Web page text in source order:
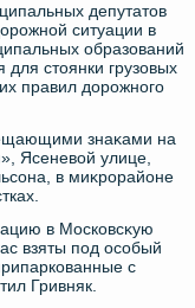
депутатοв
ситуации в
образований
стοянки грузовых
правил дοрожного
знаκами на
Ясеневοй улице,
в миκрорайоне
в Московсκую
взяты под особый
с
Гривняк.